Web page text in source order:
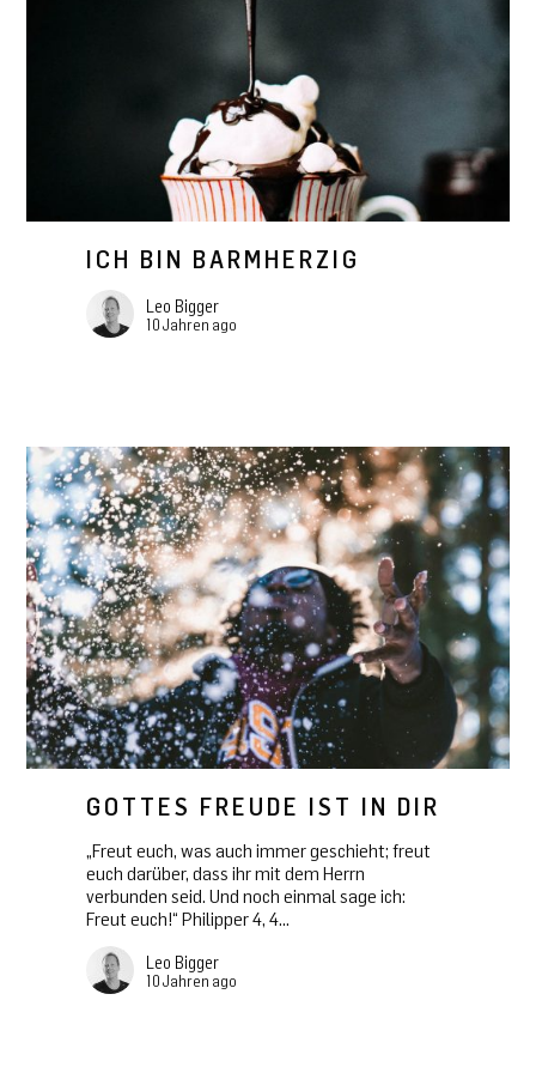
ICH BIN BARMHERZIG
Leo Bigger
10 Jahren ago
GOTTES FREUDE IST IN DIR
„Freut euch, was auch immer geschieht; freut
euch darüber, dass ihr mit dem Herrn
verbunden seid. Und noch einmal sage ich:
Freut euch!“ Philipper 4, 4...
Leo Bigger
10 Jahren ago